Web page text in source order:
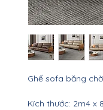
Ghế sofa băng
Kích thước: 2m4 x